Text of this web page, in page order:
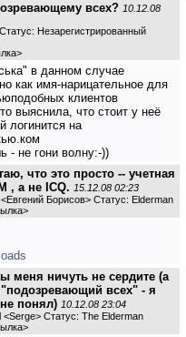
всех? 10.12.08
Статус: Незарегистрированный
>
в данном случае
как имя-нарицательное для
клиентов
выяснила, что стоит у неё
логинится на
- не гони волну:-))
что это просто -- учетная
, а не ICQ. 15.12.08 02:23
Борисов> Статус: Elderman
>
меня ничуть не сердите (а
"подозревающий всех" - я
понял) 10.12.08 23:04
<Serge> Статус: The Elderman
>